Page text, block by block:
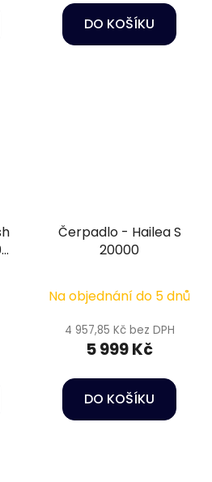
DO KOŠÍKU
Čerpadlo - Hailea S
20000
Na objednání do 5 dnů
4 957,85 Kč bez DPH
5 999 Kč
DO KOŠÍKU